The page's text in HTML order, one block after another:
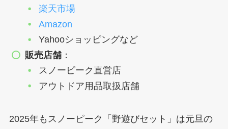
楽天市場
Amazon
Yahooショッピングなど
販売店舗 ：
スノーピーク直営店
アウトドア用品取扱店舗
2025年もスノーピーク「野遊びセット」は元旦の